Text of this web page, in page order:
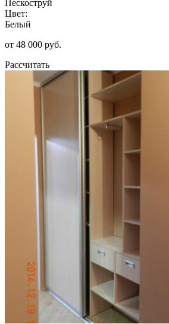
Пескоструй
Цвет:
Белый
от 48 000 руб.
Рассчитать